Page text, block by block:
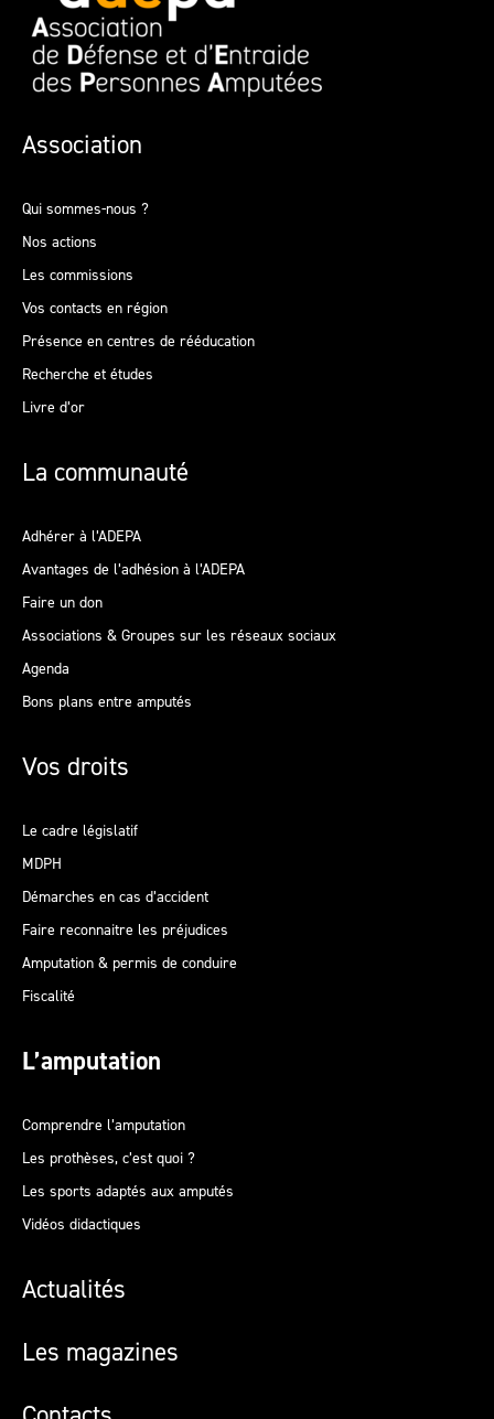
Association
Qui sommes-nous ?
Nos actions
Les commissions
Vos contacts en région
Présence en centres de rééducation
Recherche et études
Livre d’or
La communauté
Adhérer à l’ADEPA
Avantages de l’adhésion à l’ADEPA
Faire un don
Associations & Groupes sur les réseaux sociaux
Agenda
Bons plans entre amputés
Vos droits
Le cadre législatif
MDPH
Démarches en cas d’accident
Faire reconnaitre les préjudices
Amputation & permis de conduire
Fiscalité
L’amputation
Comprendre l’amputation
Les prothèses, c’est quoi ?
Les sports adaptés aux amputés
Vidéos didactiques
Actualités
Les magazines